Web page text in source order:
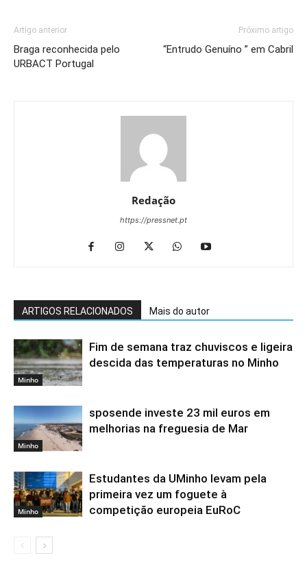
Artigo anterior
Braga reconhecida pelo
URBACT Portugal
Próximo artigo
“Entrudo Genuíno ” em Cabril
Redação
https://pressnet.pt
ARTIGOS RELACIONADOS Mais do autor
Minho
Fim de semana traz chuviscos e ligeira
descida das temperaturas no Minho
Minho
sposende investe 23 mil euros em
melhorias na freguesia de Mar
Minho
Estudantes da UMinho levam pela
primeira vez um foguete à
competição europeia EuRoC